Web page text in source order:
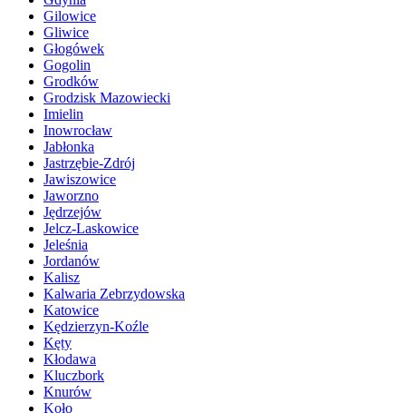
Gilowice
Gliwice
Głogówek
Gogolin
Grodków
Grodzisk Mazowiecki
Imielin
Inowrocław
Jabłonka
Jastrzębie-Zdrój
Jawiszowice
Jaworzno
Jędrzejów
Jelcz-Laskowice
Jeleśnia
Jordanów
Kalisz
Kalwaria Zebrzydowska
Katowice
Kędzierzyn-Koźle
Kęty
Kłodawa
Kluczbork
Knurów
Koło